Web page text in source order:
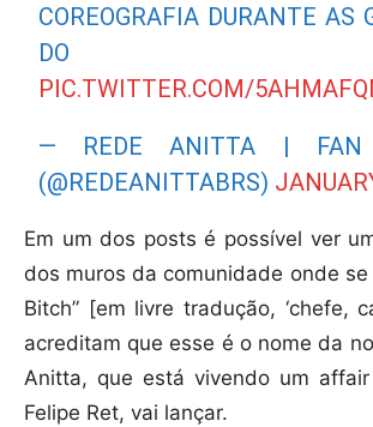
COREOGRAFIA DURANTE AS
DO
PIC.TWITTER.COM/
— REDE ANITTA | FAN
(@REDEANITTABRS)
Em um dos posts é possível ver
dos muros da comunidade onde se
Bitch” [em livre tradução, ‘chefe,
acreditam que esse é o nome da
Anitta, que está vivendo um
Felipe Ret, vai lançar.